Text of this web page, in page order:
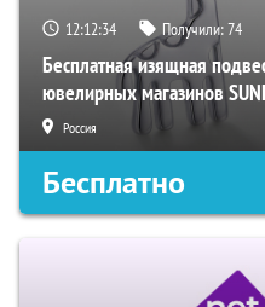
12:12:33 Получили:74
Бесплатная изящная
ювелирных магазинов
Россия
Бесплатно